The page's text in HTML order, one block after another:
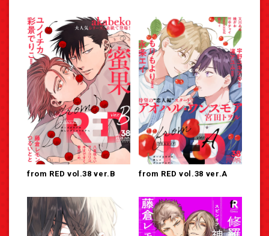
from RED vol.38 ver.B from RED vol.38 ver.A